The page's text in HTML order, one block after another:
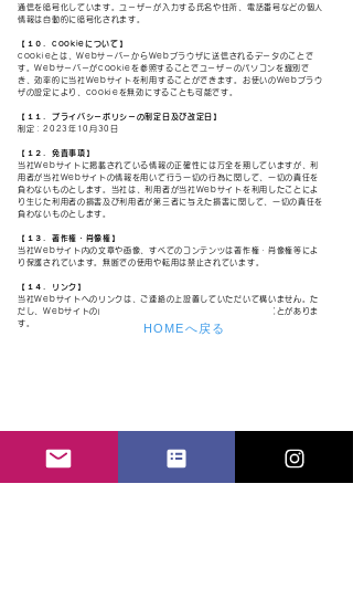
通信を暗号化しています。ユーザーが入力する氏名や住所、電話番号などの個人
情報は自動的に暗号化されます。
【１０．cookieについて】
cookieとは、WebサーバーからWebブラウザに送信されるデータのことで
す。Webサーバーがcookieを参照することでユーザーのパソコンを識別で
き、効率的に当社Webサイトを利用することができます。お使いのWebブラウ
ザの設定により、cookieを無効にすることも可能です。
【１１．プライバシーポリシーの制定日及び改定日】
制定：2023年10月30日
【１２．免責事項】
当社Webサイトに掲載されている情報の正確性には万全を期していますが、利
用者が当社Webサイトの情報を用いて行う一切の行為に関して、一切の責任を
負わないものとします。当社は、利用者が当社Webサイトを利用したことによ
り生じた利用者の損害及び利用者が第三者に与えた損害に関して、一切の責任を
負わないものとします。
【１３．著作権・肖像権】
当社Webサイト内の文章や画像、すべてのコンテンツは著作権・肖像権等によ
り保護されています。無断での使用や転用は禁止されています。
【１４．リンク】
当社Webサイトへのリンクは、ご連絡の上設置していただいて構いません。た
だし、Webサイトの内容等によってはリンクの設置をお断りすることがありま
す。
HOMEへ戻る